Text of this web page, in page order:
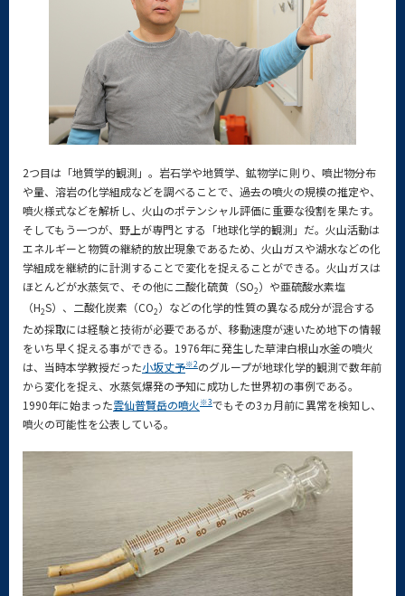
2つ目は「地質学的観測」。岩石学や地質学、鉱物学に則り、噴出物分布
や量、溶岩の化学組成などを調べることで、過去の噴火の規模の推定や、
噴火様式などを解析し、火山のポテンシャル評価に重要な役割を果たす。
そしてもう一つが、野上が専門とする「地球化学的観測」だ。火山活動は
エネルギーと物質の継続的放出現象であるため、火山ガスや湖水などの化
学組成を継続的に計測することで変化を捉えることができる。火山ガスは
ほとんどが水蒸気で、その他に二酸化硫黄（SO2）や亜硫酸水素塩
（H2S）、二酸化炭素（CO2）などの化学的性質の異なる成分が混合する
ため採取には経験と技術が必要であるが、移動速度が速いため地下の情報
をいち早く捉える事ができる。1976年に発生した草津白根山水釜の噴火
は、当時本学教授だった小坂丈予※2のグループが地球化学的観測で数年前
から変化を捉え、水蒸気爆発の予知に成功した世界初の事例である。
1990年に始まった雲仙普賢岳の噴火※3でもその3ヵ月前に異常を検知し、
噴火の可能性を公表している。